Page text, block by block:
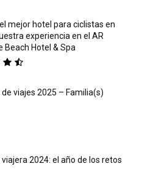
mejor hotel para ciclistas en
experiencia en el AR
Beach Hotel & Spa
viajes 2025 – Familia(s)
2024: el año de los retos